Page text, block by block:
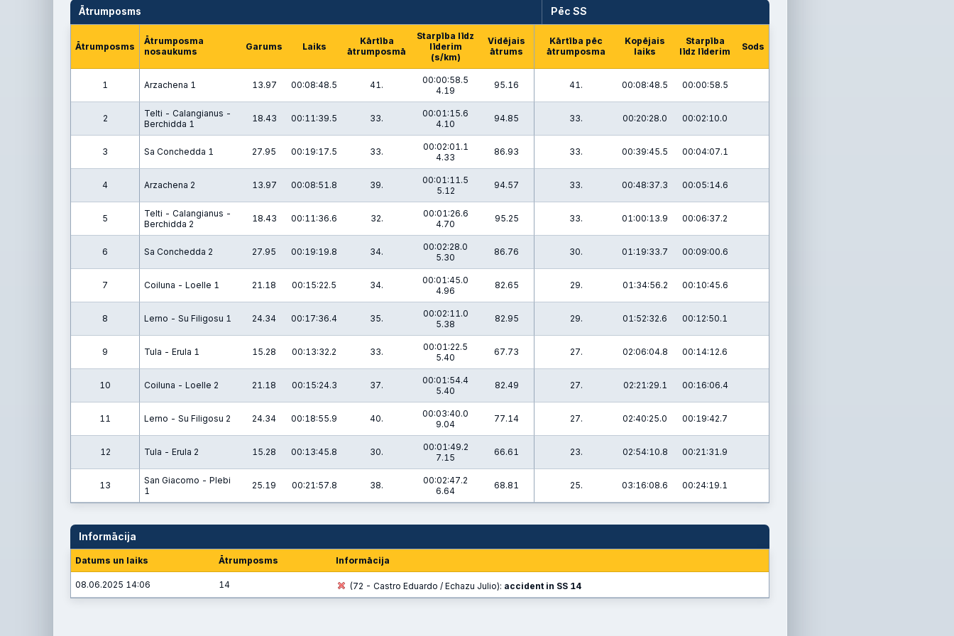
Ātrumposms Pēc SS
Ātrumposms
Ātrumposma
nosaukums
Garums Laiks
Kārtība
ātrumposmā
Starpība līdz
līderim
(s/km)
Vidējais
ātrums
Kārtība pēc
ātrumposma
Kopējais
laiks
Starpība
līdz līderim
Sods
1 Arzachena 1 13.97 00:08:48.5 41.
00:00:58.5
4.19
95.16 41. 00:08:48.5 00:00:58.5
2
Telti - Calangianus -
Berchidda 1
18.43 00:11:39.5 33.
00:01:15.6
4.10
94.85 33. 00:20:28.0 00:02:10.0
3 Sa Conchedda 1 27.95 00:19:17.5 33.
00:02:01.1
4.33
86.93 33. 00:39:45.5 00:04:07.1
4 Arzachena 2 13.97 00:08:51.8 39.
00:01:11.5
5.12
94.57 33. 00:48:37.3 00:05:14.6
5
Telti - Calangianus -
Berchidda 2
18.43 00:11:36.6 32.
00:01:26.6
4.70
95.25 33. 01:00:13.9 00:06:37.2
6 Sa Conchedda 2 27.95 00:19:19.8 34.
00:02:28.0
5.30
86.76 30. 01:19:33.7 00:09:00.6
7 Coiluna - Loelle 1 21.18 00:15:22.5 34.
00:01:45.0
4.96
82.65 29. 01:34:56.2 00:10:45.6
8 Lerno - Su Filigosu 1 24.34 00:17:36.4 35.
00:02:11.0
5.38
82.95 29. 01:52:32.6 00:12:50.1
9 Tula - Erula 1 15.28 00:13:32.2 33.
00:01:22.5
5.40
67.73 27. 02:06:04.8 00:14:12.6
10 Coiluna - Loelle 2 21.18 00:15:24.3 37.
00:01:54.4
5.40
82.49 27. 02:21:29.1 00:16:06.4
11 Lerno - Su Filigosu 2 24.34 00:18:55.9 40.
00:03:40.0
9.04
77.14 27. 02:40:25.0 00:19:42.7
12 Tula - Erula 2 15.28 00:13:45.8 30.
00:01:49.2
7.15
66.61 23. 02:54:10.8 00:21:31.9
13
San Giacomo - Plebi
1
25.19 00:21:57.8 38.
00:02:47.2
6.64
68.81 25. 03:16:08.6 00:24:19.1
Informācija
Datums un laiks Ātrumposms Informācija
08.06.2025 14:06 14 (72 - Castro Eduardo / Echazu Julio): accident in SS 14